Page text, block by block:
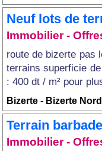
Neuf lots de
Immobilier -
route de bizerte pas
terrains superficie
: 400 dt / m² pour
Bizerte - Bizerte
Terrain
Immobilier -